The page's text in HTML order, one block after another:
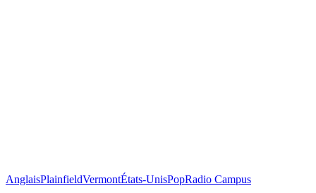
AnglaisPlainfieldVermontÉtats-UnisPopRadio Campus